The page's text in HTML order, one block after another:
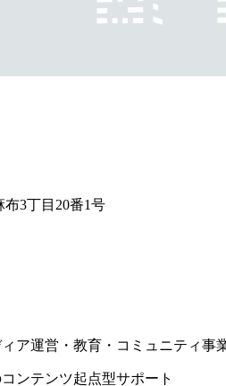
布3丁目20番1号
ア運営・教育・コミュニティ事
ンテンツ起点型サポート